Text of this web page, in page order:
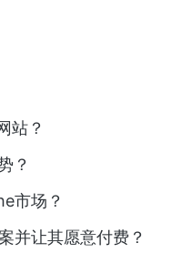
站？
？
市场？
并让其愿意付费？